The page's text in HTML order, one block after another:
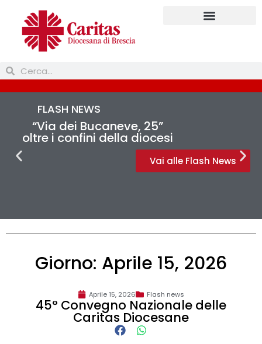
FLASH NEWS
“Via dei Bucaneve, 25”
oltre i confini della diocesi
Vai alle Flash News
Giorno: Aprile 15, 2026
Aprile 15, 2026 Flash news
45° Convegno Nazionale delle
Caritas Diocesane